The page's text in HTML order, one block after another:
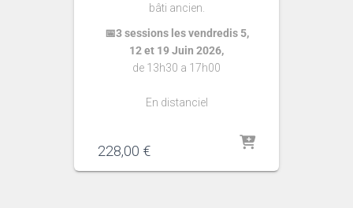
bâti ancien.
📅3 sessions les vendredis 5,
12 et 19 Juin 2026,
de 13h30 a 17h00
En distanciel
228,00 €